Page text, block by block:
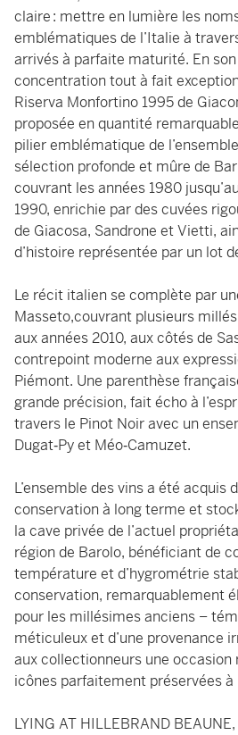
claire : mettre en lumière les
emblématiques de l’Italie à
arrivés à parfaite maturité. En
concentration tout à fait
Riserva Monfortino 1995 de
proposée en quantité
pilier emblématique de
sélection profonde et mûre de
couvrant les années 1980
1990, enrichie par des cuvées
de Giacosa, Sandrone et Vietti,
d’histoire représentée par un lot
Le récit italien se complète par
Masseto,couvrant plusieurs
aux années 2010, aux côtés de
contrepoint moderne aux
Piémont. Une parenthèse
grande précision, fait écho à
travers le Pinot Noir avec un
Dugat‑Py et Méo‑Camuzet.
L’ensemble des vins a été acquis
conservation à long terme et
la cave privée de l’actuel
région de Barolo, bénéficiant de
température et d’hygrométrie
conservation, remarquablement
pour les millésimes anciens –
méticuleux et d’une provenance
aux collectionneurs une occasion
icônes parfaitement préservées
LYING AT HILLEBRAND